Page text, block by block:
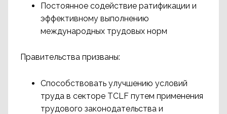
Постоянное содействие ратификации и
эффективному выполнению
международных трудовых норм
Правительства призваны:
Способствовать улучшению условий
труда в секторе TCLF путем применения
трудового законодательства и